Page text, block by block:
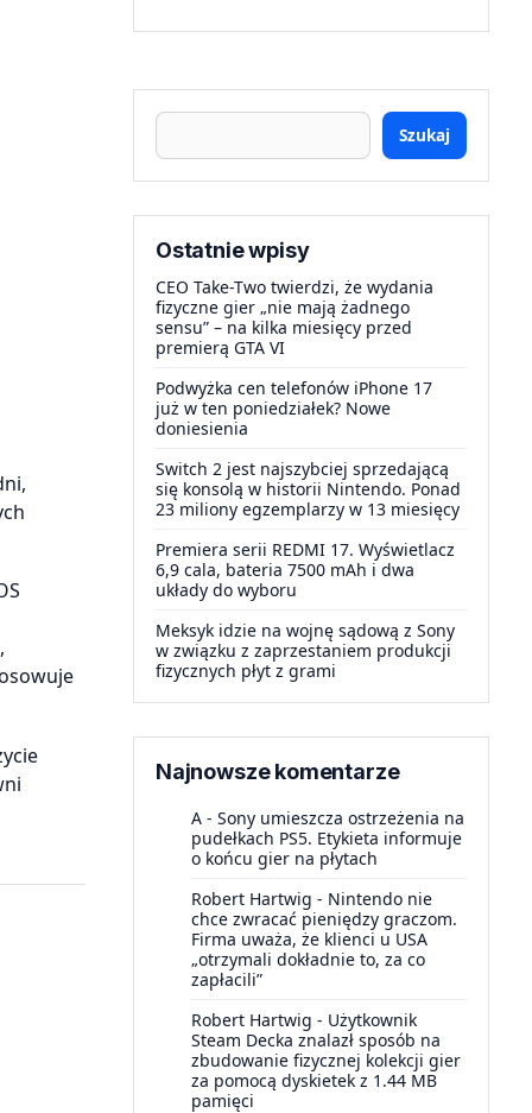
Szukaj
Ostatnie wpisy
CEO Take-Two twierdzi, że wydania
fizyczne gier „nie mają żadnego
sensu” – na kilka miesięcy przed
premierą GTA VI
Podwyżka cen telefonów iPhone 17
już w ten poniedziałek? Nowe
doniesienia
Switch 2 jest najszybciej sprzedającą
się konsolą w historii Nintendo. Ponad
23 miliony egzemplarzy w 13 miesięcy
Premiera serii REDMI 17. Wyświetlacz
6,9 cala, bateria 7500 mAh i dwa
układy do wyboru
Meksyk idzie na wojnę sądową z Sony
w związku z zaprzestaniem produkcji
fizycznych płyt z grami
Najnowsze komentarze
A - Sony umieszcza ostrzeżenia na
pudełkach PS5. Etykieta informuje
o końcu gier na płytach
Robert Hartwig - Nintendo nie
chce zwracać pieniędzy graczom.
Firma uważa, że klienci u USA
„otrzymali dokładnie to, za co
zapłacili”
Robert Hartwig - Użytkownik
Steam Decka znalazł sposób na
zbudowanie fizycznej kolekcji gier
za pomocą dyskietek z 1.44 MB
pamięci